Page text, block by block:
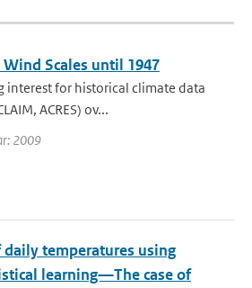
Scales until 1947
interest for historical climate data
ACRES) ov...
2009
temperatures using
learning—The case of